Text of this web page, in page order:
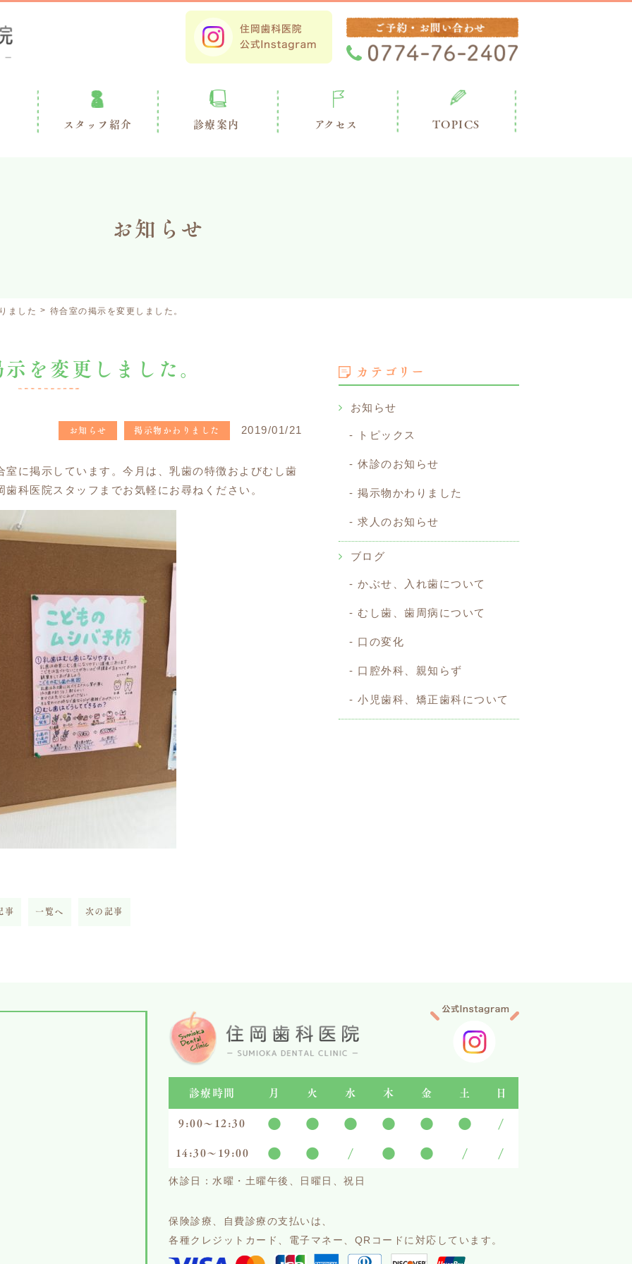
スタッフ紹介 診療案内 アクセス TOPICS
お知らせ
ました 待合室の掲示を変更しました。
を変更しました。
お知らせ 掲示物かわりました 2019/01/21
に掲示しています。今月は、乳歯の特徴およびむし歯
科医院スタッフまでお気軽にお尋ねください。
事 一覧へ 次の記事
カテゴリー
お知らせ
トピックス
休診のお知らせ
掲示物かわりました
求人のお知らせ
ブログ
かぶせ、入れ歯について
むし歯、歯周病について
口の変化
口腔外科、親知らず
小児歯科、矯正歯科について
診療時間 月 火 水 木 金 土 日
9:00～12:30 ● ● ● ● ● ● /
14:30〜19:00 ● ● / ● ● / /
休診日：水曜・土曜午後、日曜日、祝日
保険診療、自費診療の支払いは、
各種クレジットカード、電子マネー、QRコードに対応しています。